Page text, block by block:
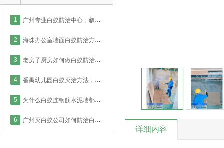
1 广州专业白蚁防治中心，叙说新房厨房白蚁防治如何才能彻底！
2 海珠办公室墙面白蚁防治方案，广州防治中心药水灭治工程！
3 老房子厨房如何做白蚁防治，番禺业主采用喷药灭治处理！
4 番禺幼儿园白蚁灭治方法，针对木地板白蚁实德防治中心这么做！
5 为什么白蚁连钢筋水泥墙都能钻？
6 广州灭白蚁公司如何防治白蚁？
详细内容